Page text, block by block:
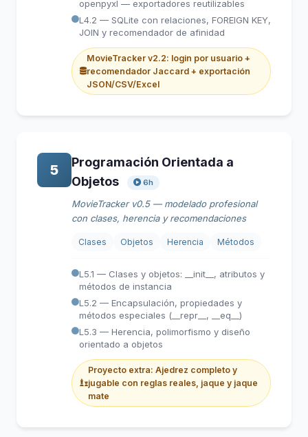
openpyxl — exportadores reutilizables
L4.2 — SQLite con relaciones, FOREIGN KEY,
JOIN y recomendador de afinidad
MovieTracker v2.2: login por usuario +
recomendador Jaccard + exportación
JSON/CSV/Excel
5
Programación Orientada a
Objetos
6h
MovieTracker v0.5 — modelado profesional
con clases, herencia y recomendaciones
Clases Objetos Herencia Métodos
L5.1 — Clases y objetos: __init__, atributos y
métodos de instancia
L5.2 — Encapsulación, propiedades y
métodos especiales (__repr__, __eq__)
L5.3 — Herencia, polimorfismo y diseño
orientado a objetos
Proyecto extra: Ajedrez completo y
jugable con reglas reales, jaque y jaque
mate